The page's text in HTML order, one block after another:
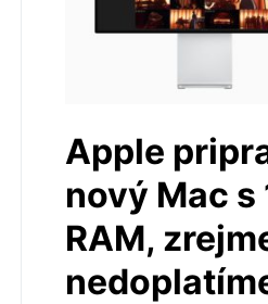
Apple
nový Mac s
RAM,